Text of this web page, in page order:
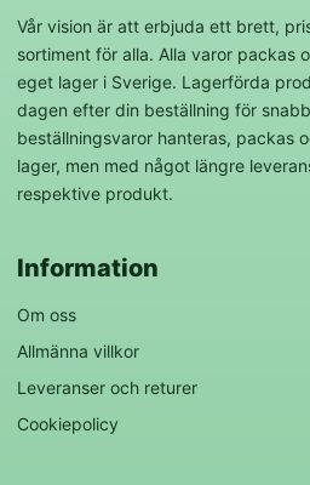
Vår vision är att erbjuda ett brett,
sortiment för alla. Alla varor packas
eget lager i Sverige. Lagerförda
dagen efter din beställning för
beställningsvaror hanteras, packas
lager, men med något längre
respektive produkt.
Information
Om oss
Allmänna villkor
Leveranser och returer
Cookiepolicy